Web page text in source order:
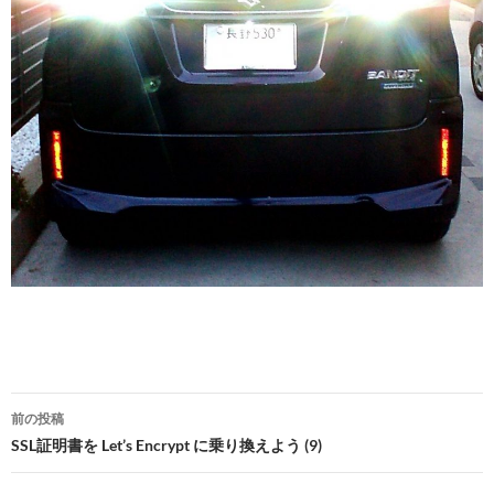
投
稿
前の投稿
SSL証明書を Let’s Encrypt に乗り換えよう (9)